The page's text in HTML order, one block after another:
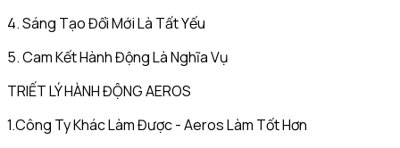
4. Sáng Tạo Đổi Mới Là Tất Yếu
5. Cam Kết Hành Động Là Nghĩa Vụ
TRIẾT LÝ HÀNH ĐỘNG AEROS
1.Công Ty Khác Làm Được - Aeros Làm Tốt Hơn